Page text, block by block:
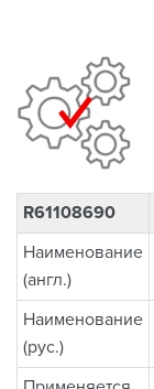
R61108690
Наименование
(англ.)
Наименование
(рус.)